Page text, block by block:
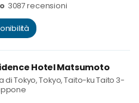
3087 recensioni
Hotel Matsumoto
di Tokyo, Tokyo, Taito-ku Taito 3-